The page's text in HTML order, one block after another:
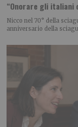
“Onorare gli italiani
Nicco nel 70° della
anniversario della